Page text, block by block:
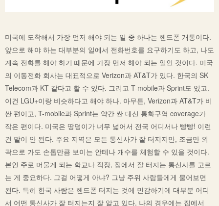
미국에 도착해서 가장 먼저 해야 되는 일 중 하나는 핸드폰 개통이다.
앞으로 해야 하는 대부분의 일에서 전화번호를 요구하기도 하고, 나도
계속 전화를 해야 하기 때문에 가장 먼저 해야 되는 일인 것이다. 미국
의 이동전화 회사는 대표적으로 Verizon과 AT&T가 있다. 한국의 SK
Telecom과 KT 같다고 할 수 있다. 그리고 T-mobile과 Sprint도 있고.
이건 LGU+이랑 비슷하다고 해야 하나. 아무튼, Verizon과 AT&T가 비
싼 편이고, T-mobile과 Sprint는 약간 싼 대신 통화구역 coverage가
작은 편이다. 미국은 땅덩이가 너무 넓어서 전국 어디서나 빵빵! 이런
건 말이 안 된다. 주요 지역은 모든 통신사가 잘 터지지만, 조금만 외
곽으로 가도 손톱만큼 보이는 안테나 개수를 체험할 수 있을 것이다.
본인 주로 머물게 되는 학교나 직장, 집에서 잘 터지는 통신사를 고르
는 게 중요하다. 그걸 어떻게 아냐? 그냥 주위 사람들에게 물어보면
된다. 특히 한국 사람은 핸드폰 터지는 것에 민감하기에 대부분 어디
서 어떤 통신사가 잘 터지는지 잘 알고 있다. 나의 경우에는 집에서